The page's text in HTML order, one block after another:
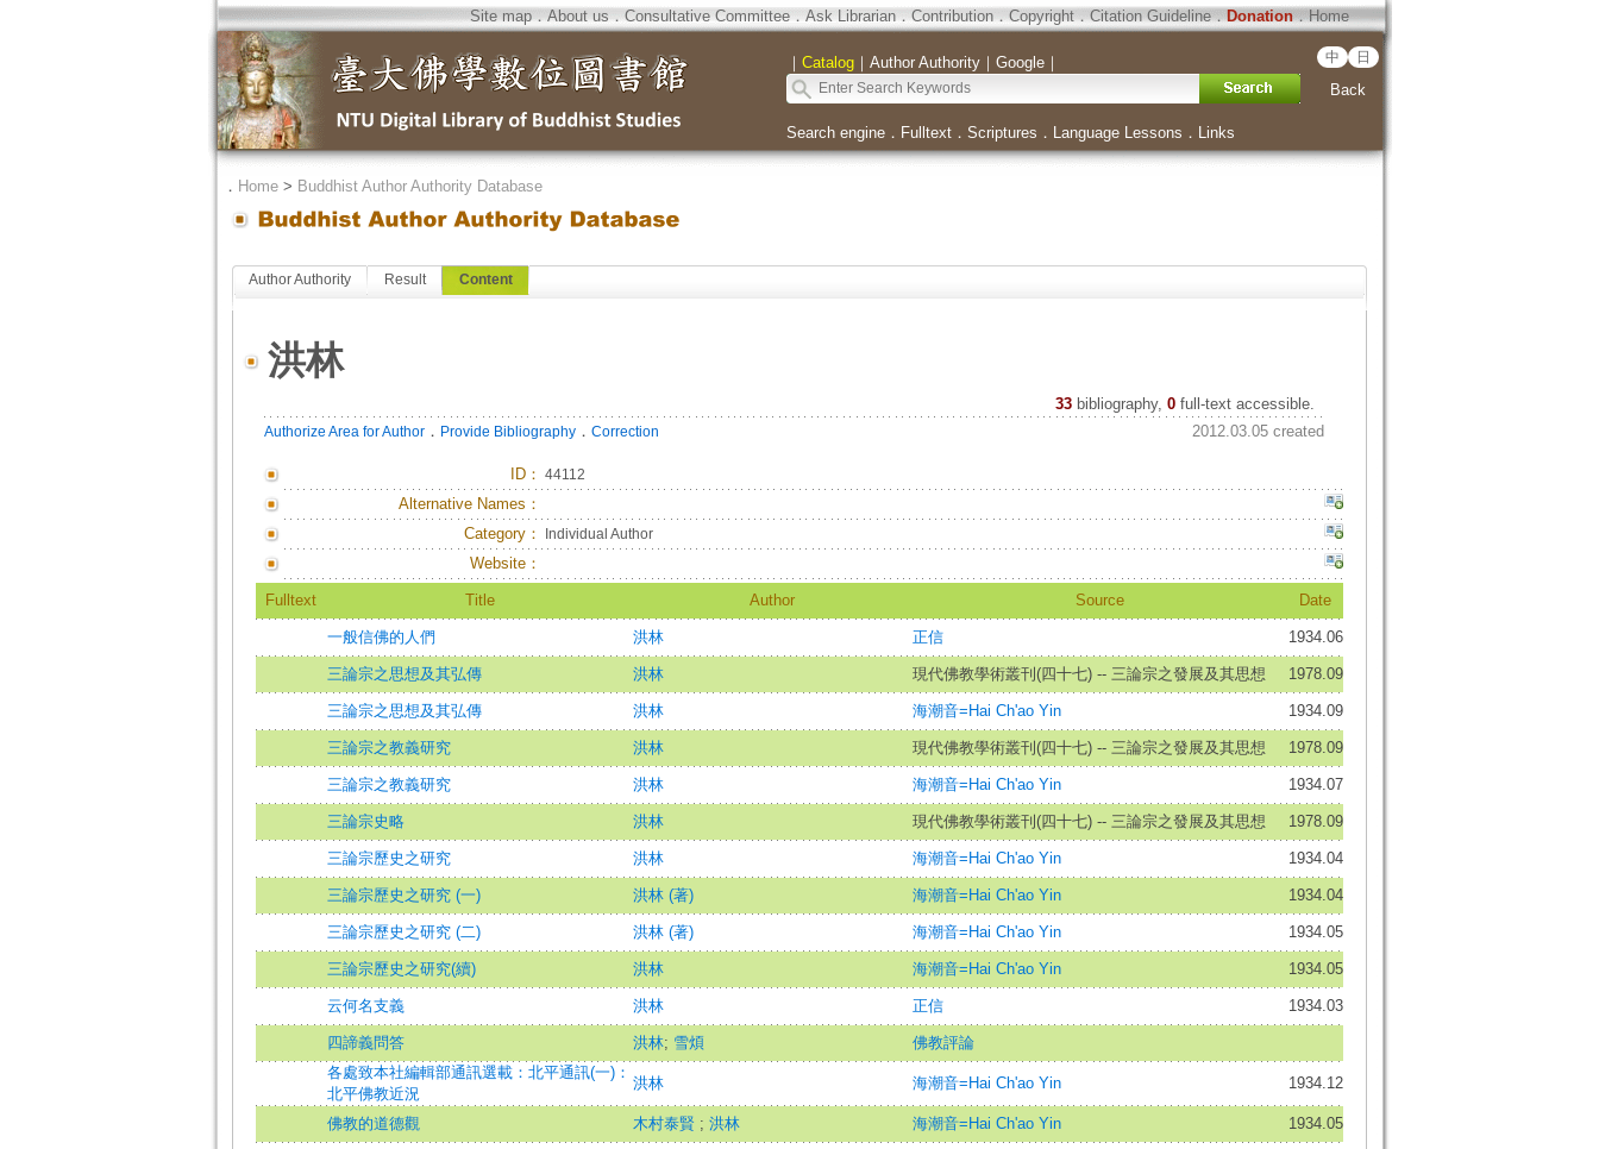
Site map．About us．Consultative Committee．Ask Librarian．Contribution．Copyright．Citation Guideline．Donation．Home
｜ Catalog｜ Author Authority｜ Google｜ 中 日
Back
Search engine． Fulltext． Scriptures ． Language Lessons ． Links
． Home> Buddhist Author Authority Database
Author Authority Result Content
洪林
33 bibliography, 0full-text accessible.
Authorize Area for Author． Provide Bibliography． Correction 2012.03.05 created
ID： 44112
Alternative Names：
Category：
Individual Author
Website：
Fulltext Title Author Source Date
一般信佛的人們 洪林 正信 1934.06
三論宗之思想及其弘傳 洪林 現代佛教學術叢刊(四十七) -- 三論宗之發展及其思想 1978.09
三論宗之思想及其弘傳 洪林 海潮音=Hai Ch'ao Yin 1934.09
三論宗之教義研究 洪林 現代佛教學術叢刊(四十七) -- 三論宗之發展及其思想 1978.09
三論宗之教義研究 洪林 海潮音=Hai Ch'ao Yin 1934.07
三論宗史略 洪林 現代佛教學術叢刊(四十七) -- 三論宗之發展及其思想 1978.09
三論宗歷史之研究 洪林 海潮音=Hai Ch'ao Yin 1934.04
三論宗歷史之研究 (一) 洪林 (著) 海潮音=Hai Ch'ao Yin 1934.04
三論宗歷史之研究 (二) 洪林 (著) 海潮音=Hai Ch'ao Yin 1934.05
三論宗歷史之研究(續) 洪林 海潮音=Hai Ch'ao Yin 1934.05
云何名支義 洪林 正信 1934.03
四諦義問答 洪林; 雪煩
佛教評論
各處致本社編輯部通訊選載：北平通訊(一)：
北平佛教近況
洪林 海潮音=Hai Ch'ao Yin 1934.12
佛教的道德觀 木村泰賢 ; 洪林 海潮音=Hai Ch'ao Yin 1934.05